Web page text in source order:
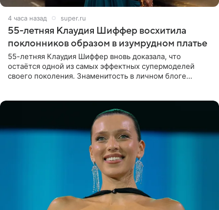
4 часа назад super.ru
55-летняя Клаудия Шиффер восхитила
поклонников образом в изумрудном платье
55-летняя Клаудия Шиффер вновь доказала, что
остаётся одной из самых эффектных супермоделей
своего поколения. Знаменитость в личном блоге